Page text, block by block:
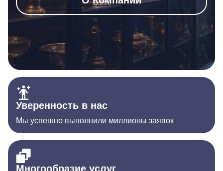
Уверенность в нас
Мы успешно выполнили миллионы заявок
Многообразие услуг